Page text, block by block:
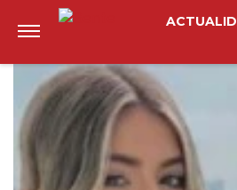
AnteriorSiguiente